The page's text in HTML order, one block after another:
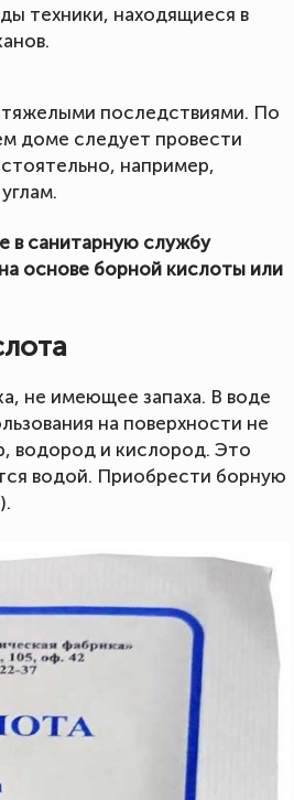
техники, находящиеся в
тяжелыми последствиями. По
доме следует провести
например,
в санитарную службу
основе борной кислоты или
не имеющее запаха. В воде
на поверхности не
водород и кислород. Это
водой. Приобрести борную